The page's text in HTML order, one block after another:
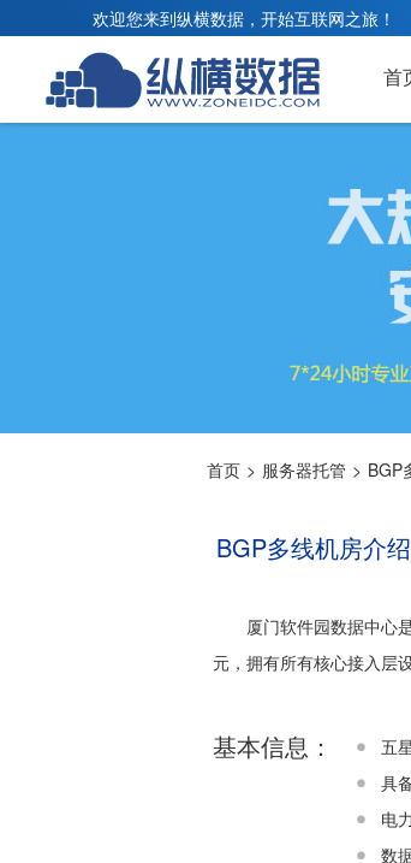
欢迎您来到纵横数据，开始互联网之旅！
首
首页 > 服务器托管 > BGP
BGP多线机房介绍
厦门软件园数据中心
元，拥有所有核心接入层
基本信息：
五
具
电
数